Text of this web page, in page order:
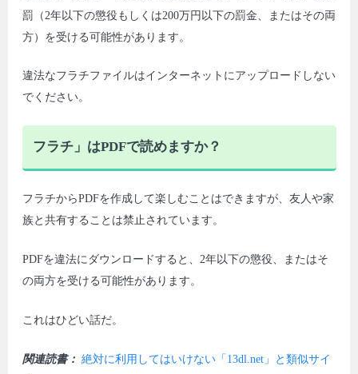
罰（2年以下の懲役もしくは200万円以下の罰金、またはその両
方）を受ける可能性があります。
違法なフラチファイルはインターネットにアップロードしない
でください。
フラチ」はPDFで読めますか？
フラチからPDFを作成して楽しむことはできますが、友人や家
族と共有することは禁止されています。
PDFを違法にダウンロードすると、2年以下の懲役、またはそ
の両方を受ける可能性があります。
これはひどい話だ。
関連読書： 絶対に利用してはいけない「13dl.net」と類似サイ